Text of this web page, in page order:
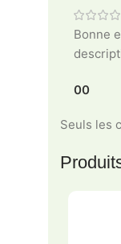
Bonne
00
Seuls les